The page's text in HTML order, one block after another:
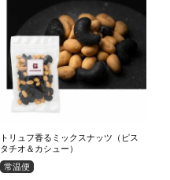
トリュフ香るミックスナッツ（ピス
タチオ＆カシュー）
常温便